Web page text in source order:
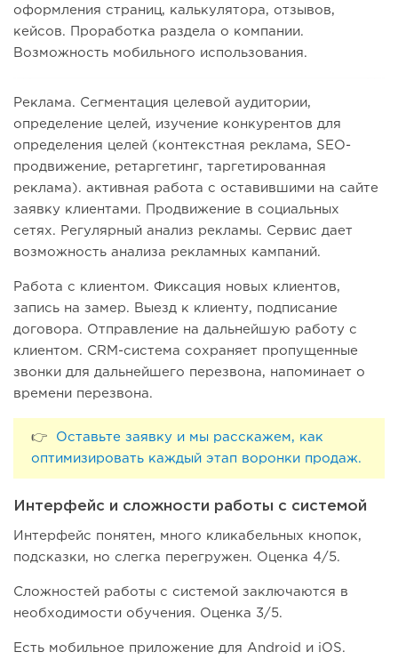
оформления страниц, калькулятора, отзывов,
кейсов. Проработка раздела о компании.
Возможность мобильного использования.
Реклама. Сегментация целевой аудитории,
определение целей, изучение конкурентов для
определения целей (контекстная реклама, SEO-
продвижение, ретаргетинг, таргетированная
реклама). активная работа с оставившими на сайте
заявку клиентами. Продвижение в социальных
сетях. Регулярный анализ рекламы. Сервис дает
возможность анализа рекламных кампаний.
Работа с клиентом. Фиксация новых клиентов,
запись на замер. Выезд к клиенту, подписание
договора. Отправление на дальнейшую работу с
клиентом. CRM-система сохраняет пропущенные
звонки для дальнейшего перезвона, напоминает о
времени перезвона.
👉
Оставьте заявку и мы расскажем, как
оптимизировать каждый этап воронки продаж.
Интерфейс и сложности работы с системой
Интерфейс понятен, много кликабельных кнопок,
подсказки, но слегка перегружен. Оценка 4/5.
Сложностей работы с системой заключаются в
необходимости обучения. Оценка 3/5.
Есть мобильное приложение для Android и iOS.